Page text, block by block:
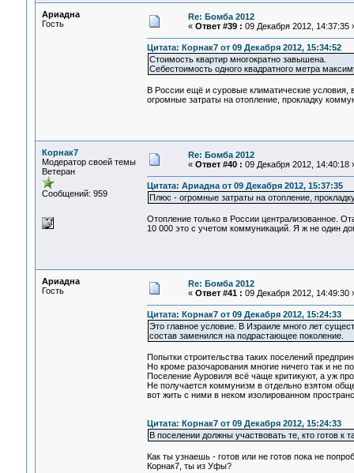
Ариадна
Гость
Re: Бомба 2012
« Ответ #39 : 09 Декабря 2012, 14:37:35
Цитата: Корнак7 от 09 Декабря 2012, 15:34:52
Стоимость квартир многократно завышена.
Себестоимость одного квадратного метра
В России ещё и суровые климатические условия,
огромные затраты на отопление, прокладку
Корнак7
Модератор своей темы
Ветеран
Сообщений: 959
Re: Бомба 2012
« Ответ #40 : 09 Декабря 2012, 14:40:18
Цитата: Ариадна от 09 Декабря 2012, 15:37:35
Плюс - огромные затраты на отопление,
Отопление только в России централизованное.
10 000 это с учетом коммуникаций. Я ж не один
Ариадна
Гость
Re: Бомба 2012
« Ответ #41 : 09 Декабря 2012, 14:49:30
Цитата: Корнак7 от 09 Декабря 2012, 15:24:33
Это главное условие. В Израиле много лет
состав заменился на подрастающее поколение.
Попытки строительства таких поселений
Но кроме разочарования многие ничего так и не
Поселение Ауровиля всё чаще критикуют, а уж
Не получается коммунизм в отдельно взятом
вот жить с ними в неком изолированном
Цитата: Корнак7 от 09 Декабря 2012, 15:24:33
В поселении должны участвовать те, кто готов к
Как ты узнаешь - готов или не готов пока не
Корнак7, ты из Уфы?